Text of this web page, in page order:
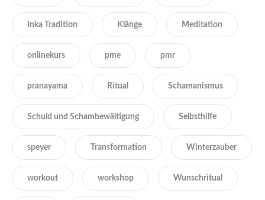
Inka Tradition Klänge Meditation
onlinekurs pme pmr
pranayama Ritual Schamanismus
Schuld und Schambewältigung Selbsthilfe
speyer Transformation Winterzauber
workout workshop Wunschritual